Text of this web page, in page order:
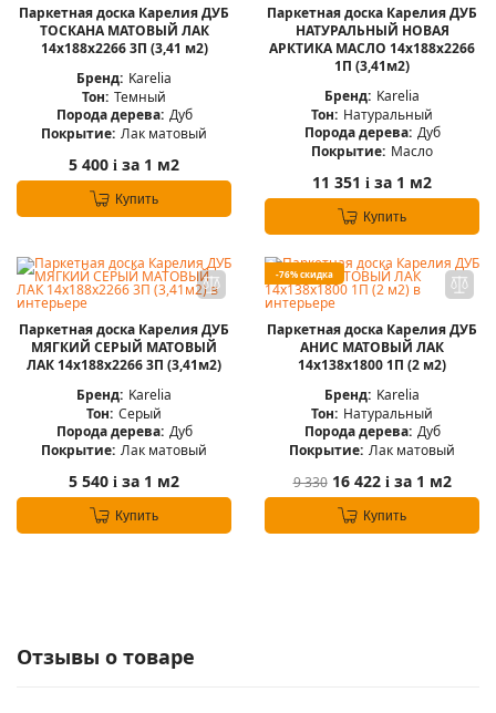
Паркетная доска Карелия ДУБ
ТОСКАНА МАТОВЫЙ ЛАК
14x188x2266 3П (3,41 м2)
Бренд: Karelia
Тон: Темный
Порода дерева: Дуб
Покрытие: Лак матовый
5 400 i за 1 м2
Купить
Паркетная доска Карелия ДУБ
НАТУРАЛЬНЫЙ НОВАЯ
АРКТИКА МАСЛО 14x188x2266
1П (3,41м2)
Бренд: Karelia
Тон: Натуральный
Порода дерева: Дуб
Покрытие: Масло
11 351 i за 1 м2
Купить
Паркетная доска Карелия ДУБ
МЯГКИЙ СЕРЫЙ МАТОВЫЙ
ЛАК 14x188x2266 3П (3,41м2)
Бренд: Karelia
Тон: Серый
Порода дерева: Дуб
Покрытие: Лак матовый
5 540 i за 1 м2
Купить
-76% скидка
Паркетная доска Карелия ДУБ
АНИС МАТОВЫЙ ЛАК
14x138x1800 1П (2 м2)
Бренд: Karelia
Тон: Натуральный
Порода дерева: Дуб
Покрытие: Лак матовый
9 330 16 422 iза 1 м2
Купить
Отзывы о товаре